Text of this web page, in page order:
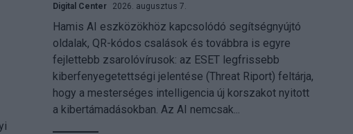
Digital Center 2026. augusztus 7.
Hamis AI eszközökhöz kapcsolódó segítségnyújtó
oldalak, QR-kódos csalások és továbbra is egyre
fejlettebb zsarolóvírusok: az ESET legfrissebb
kiberfenyegetettségi jelentése (Threat Riport) feltárja,
hogy a mesterséges intelligencia új korszakot nyitott
a kibertámadásokban. Az AI nemcsak...